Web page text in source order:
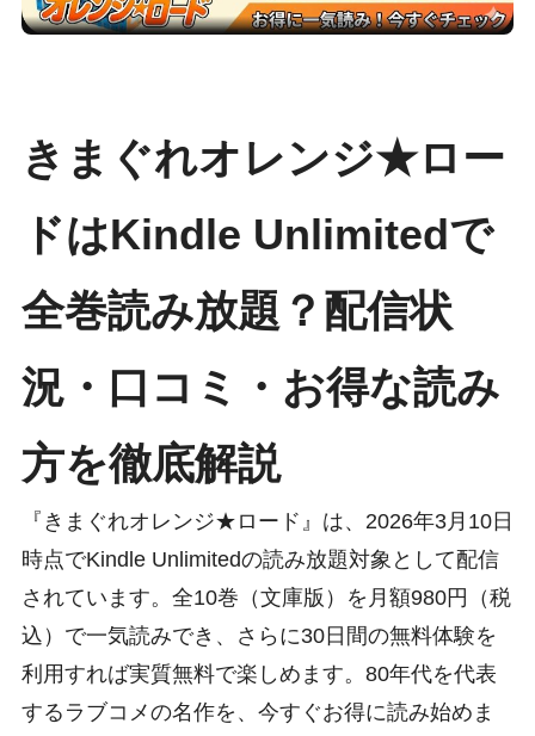
きまぐれオレンジ★ロー
ドはKindle Unlimitedで
全巻読み放題？配信状
況・口コミ・お得な読み
方を徹底解説
『きまぐれオレンジ★ロード』は、2026年3月10日
時点でKindle Unlimitedの読み放題対象として配信
されています。全10巻（文庫版）を月額980円（税
込）で一気読みでき、さらに30日間の無料体験を
利用すれば実質無料で楽しめます。80年代を代表
するラブコメの名作を、今すぐお得に読み始めま